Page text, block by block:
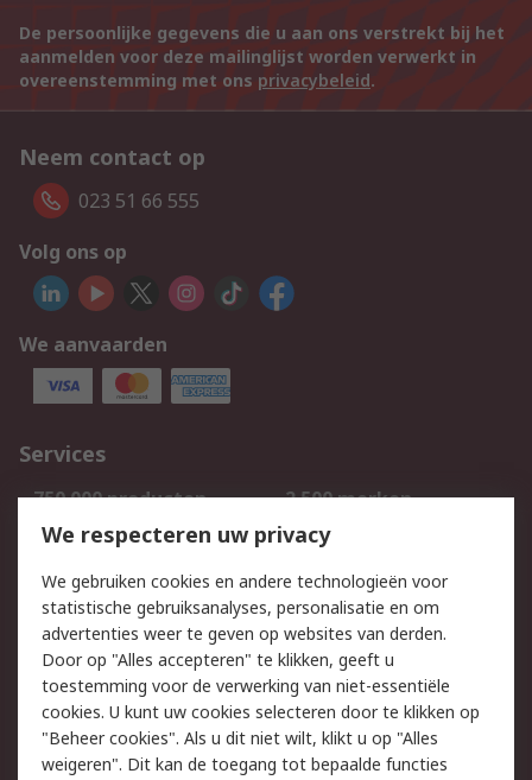
De persoonlijke gegevens die u aan ons verstrekt bij het
aanmelden voor deze mailinglijst worden verwerkt in
overeenstemming met ons privacybeleid.
Neem contact op
023 51 66 555
Volg ons op
We aanvaarden
Services
750.000 producten
2.500 merken
Bestellen
Inkoopoplossingen
Track & Trace
Wettelijk
Cookiebeleid
Email veiligheid
Privacybeleid
Websitevoorwaarden
Algemene
We respecteren uw privacy
We gebruiken cookies en andere technologieën voor
statistische gebruiksanalyses, personalisatie en om
advertenties weer te geven op websites van derden.
Door op "Alles accepteren" te klikken, geeft u
toestemming voor de verwerking van niet-essentiële
cookies. U kunt uw cookies selecteren door te klikken op
"Beheer cookies". Als u dit niet wilt, klikt u op "Alles
weigeren". Dit kan de toegang tot bepaalde functies